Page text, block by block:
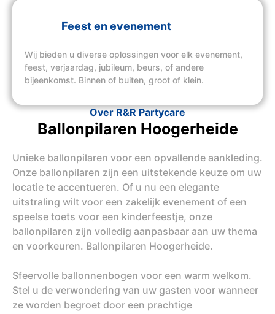
Feest en evenement
Wij bieden u diverse oplossingen voor elk evenement,
feest, verjaardag, jubileum, beurs, of andere
bijeenkomst. Binnen of buiten, groot of klein.
Over R&R Partycare
Ballonpilaren Hoogerheide
Unieke ballonpilaren voor een opvallende aankleding.
Onze ballonpilaren zijn een uitstekende keuze om uw
locatie te accentueren. Of u nu een elegante
uitstraling wilt voor een zakelijk evenement of een
speelse toets voor een kinderfeestje, onze
ballonpilaren zijn volledig aanpasbaar aan uw thema
en voorkeuren. Ballonpilaren Hoogerheide.
Sfeervolle ballonnenbogen voor een warm welkom.
Stel u de verwondering van uw gasten voor wanneer
ze worden begroet door een prachtige